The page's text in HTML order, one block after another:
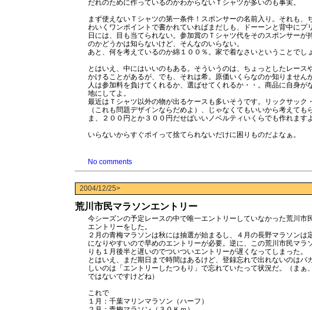
だれのために作っているのかわからないＴシャツが多いのも事実。
まず使えないＴシャツの第一条件！スポンサーの名前入り。それも、
わいくワンポイントで書かれていればまだしも、ドーーンと背中にプ
日には、目も当てられない。参加賞のＴシャツ代をそのスポンサーが
のかどうかは知らないけど、そんなのいらない。
あと、何を考えているのか綿１００％。家で着なさいということでし
とはいえ、中にはいいのもある。そういうのは、ちょっとしたレース
かけることがあるが、でも、それは希。原価いくらなのか知りません
人は参加料を負けてくれるか、選ばせてくれるか・・。商品に自身が
地にしてよ。
最近はＴシャツ以外の物が出るケースも多いそうです。リックサック
（これも問題デザインならだめよ）、じゃなくてもいいから考えても
ま、２００円とか３００円だせばいいノベルティいくらでも作れますよ
いらないからすぐポイって捨てられないだけに困りものだよなぁ。
No comments
2004/12/25>
荒川市民マラソンエントリー
今シーズンの予定レースの中で唯一エントリーしていなかった荒川市
エントリーをした。
２月の青梅マラソンは秋には抽選が始まるし、４月の長野マラソンは
になりやすいので早めのエントリーが必要。逆に、この荒川市民マラ
りも１月後半と遅いのでついついエントリーが遅くなってしまった。
とはいえ、まだ期日まで時間はあるけど、登録忘れで出れないのはバ
しいのは「エントリーしたつもり」で忘れていたって状況だ。（まぁ
ではないですけどね）
これで
１月：千葉マリンマラソン（ハーフ）